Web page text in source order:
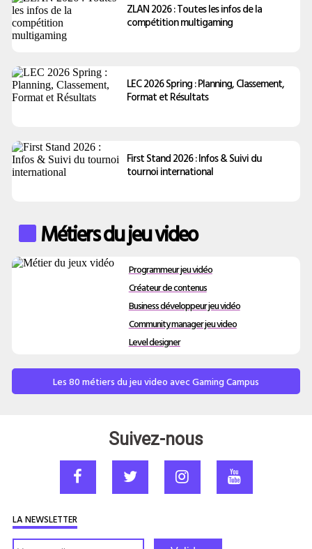
ZLAN 2026 : Toutes les infos de la
compétition multigaming
LEC 2026 Spring : Planning, Classement,
Format et Résultats
First Stand 2026 : Infos & Suivi du
tournoi international
Métiers du jeu video
Programmeur jeu vidéo
Créateur de contenus
Business développeur jeu vidéo
Community manager jeu video
Level designer
Les 80 métiers du jeu video avec Gaming Campus
Suivez-nous
LA NEWSLETTER